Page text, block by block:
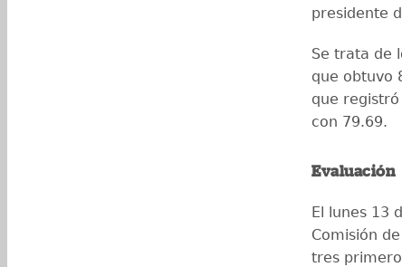
presidente
Se trata de
que obtuvo
que
con 79.69.
Evaluación
El lunes 13
Comisión
tres